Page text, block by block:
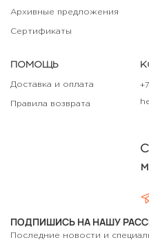
Архивные предложения
Сертификаты
ПОМОЩЬ
Доставка и оплата
Правила возврата
ПОДПИШИСЬ НА НАШУ
Последние новости и